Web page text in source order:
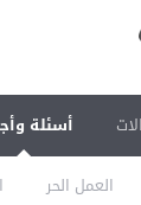
أسئلة
العمل الحر